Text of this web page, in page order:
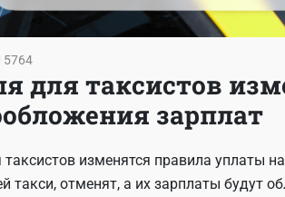
5764
для таксистов
зарплат
изменятся правила уплаты
такси, отменят, а их зарплаты будут